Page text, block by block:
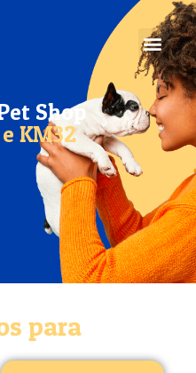
Shop
KM32
para